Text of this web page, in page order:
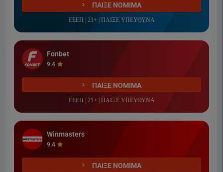
ΠΑΙΞΕ ΝΟΜΙΜΑ
ΕΕΕΠ | 21+ | ΠΑΙΞΕ ΥΠΕΥΘΥΝΑ
Fonbet
9.4
ΠΑΙΞΕ ΝΟΜΙΜΑ
ΕΕΕΠ | 21+ | ΠΑΙΞΕ ΥΠΕΥΘΥΝΑ
Winmasters
9.4
ΠΑΙΞΕ ΝΟΜΙΜΑ